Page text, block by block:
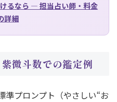
るなら — 担当占い師・料金
詳細
微斗数での鑑定例
準プロンプト（やさしい“お